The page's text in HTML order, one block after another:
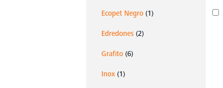
Ecopet Negro (1)
Edredones (2)
Grafito (6)
Inox (1)